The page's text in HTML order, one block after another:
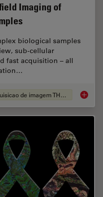
Imaging of
biological samples
sub-cellular
fast acquisition – all
acquisicao de imagem THUNDER Fast,